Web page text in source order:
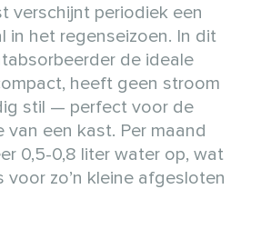
verschijnt periodiek een
in het regenseizoen. In dit
de ideale
heeft geen stroom
stil — perfect voor de
een kast. Per maand
0,5-0,8 liter water op, wat
voor zo’n kleine afgesloten